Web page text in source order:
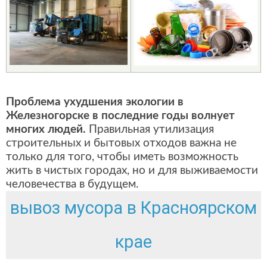
Проблема ухудшения экологии в
Железногорске в последние годы волнует
многих людей. Правильная утилизация
строительных и бытовых отходов важна не
только для того, чтобы иметь возможность
жить в чистых городах, но и для выживаемости
человечества в будущем.
вывоз мусора в Красноярском
крае